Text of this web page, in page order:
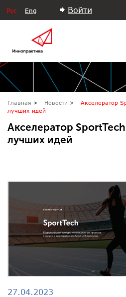
Рус Eng Войти
Главная Новости
Акселератор
лучших идей
Акселератор
лучших идей
27.04.2023